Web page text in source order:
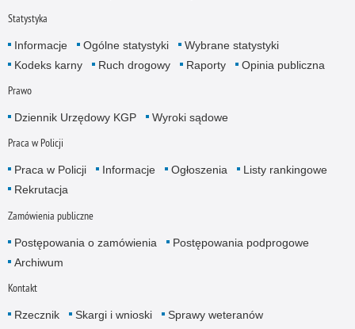
Statystyka
Informacje Ogólne statystyki
Wybrane statystyki
Kodeks karny
Ruch drogowy Raporty Opinia publiczna
Prawo
Dziennik Urzędowy KGP Wyroki sądowe
Praca w Policji
Praca w Policji Informacje Ogłoszenia
Listy rankingowe
Rekrutacja
Zamówienia publiczne
Postępowania o zamówienia
Postępowania podprogowe
Archiwum
Kontakt
Rzecznik Skargi i wnioski Sprawy weteranów